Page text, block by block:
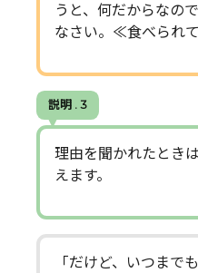
うと、何だからなの
なさい。≪食べられ
説明 . 3
理由を聞かれたとき
えます。
「だけど、いつま